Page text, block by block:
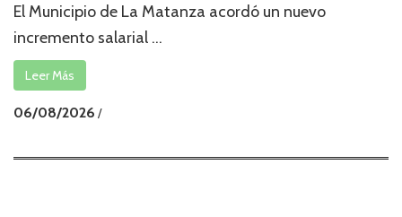
El Municipio de La Matanza acordó un nuevo
incremento salarial ...
Leer Más
06/08/2026 /